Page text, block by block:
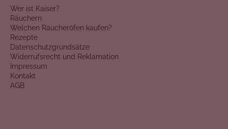
Wer ist Kaiser?
Räuchern
Welchen Räucheröfen kaufen?
Rezepte
Datenschutzgrundsätze
Widerrufsrecht und Reklamation
Impressum
Kontakt
AGB